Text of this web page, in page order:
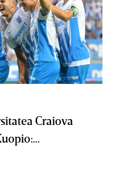
Craiova